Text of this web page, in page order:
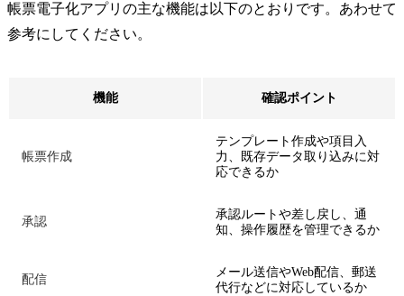
帳票電子化アプリの主な機能は以下のとおりです。あわせて
参考にしてください。
機能 確認ポイント
帳票作成
テンプレート作成や項目入
力、既存データ取り込みに対
応できるか
承認
承認ルートや差し戻し、通
知、操作履歴を管理できるか
配信
メール送信やWeb配信、郵送
代行などに対応しているか